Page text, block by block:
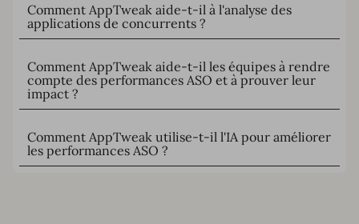
Comment AppTweak aide-t-il à l'analyse des
applications de concurrents ?
Comment AppTweak aide-t-il les équipes à rendre
compte des performances ASO et à prouver leur
impact ?
Comment AppTweak utilise-t-il l'IA pour améliorer
les performances ASO ?